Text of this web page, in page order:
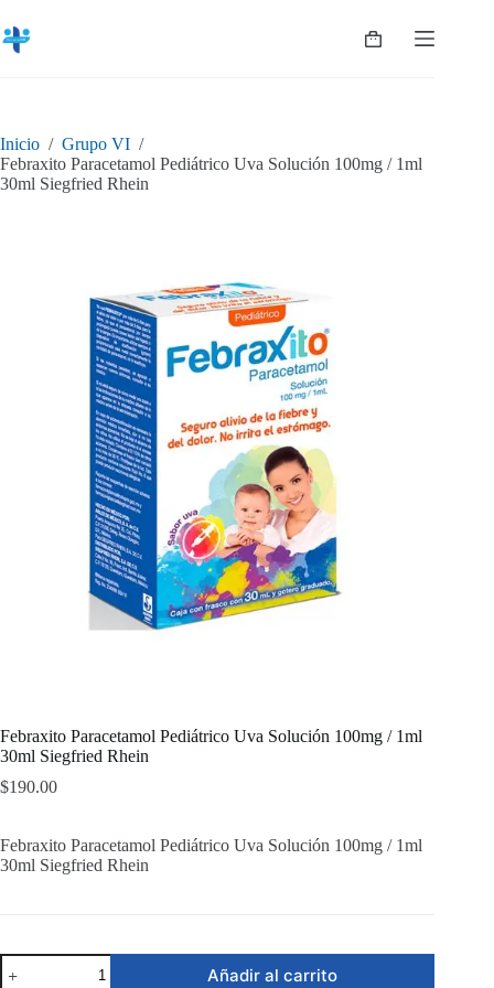
al
contenido
Shopping
Inicio / Grupo VI /
Febraxito Paracetamol Pediátrico Uva Solución 100mg / 1ml
30ml Siegfried Rhein
Febraxito Paracetamol Pediátrico Uva Solución 100mg / 1ml
30ml Siegfried Rhein
$190.00
Febraxito Paracetamol Pediátrico Uva Solución 100mg / 1ml
30ml Siegfried Rhein
Febraxito
Paracetamol
Añadir al carrito